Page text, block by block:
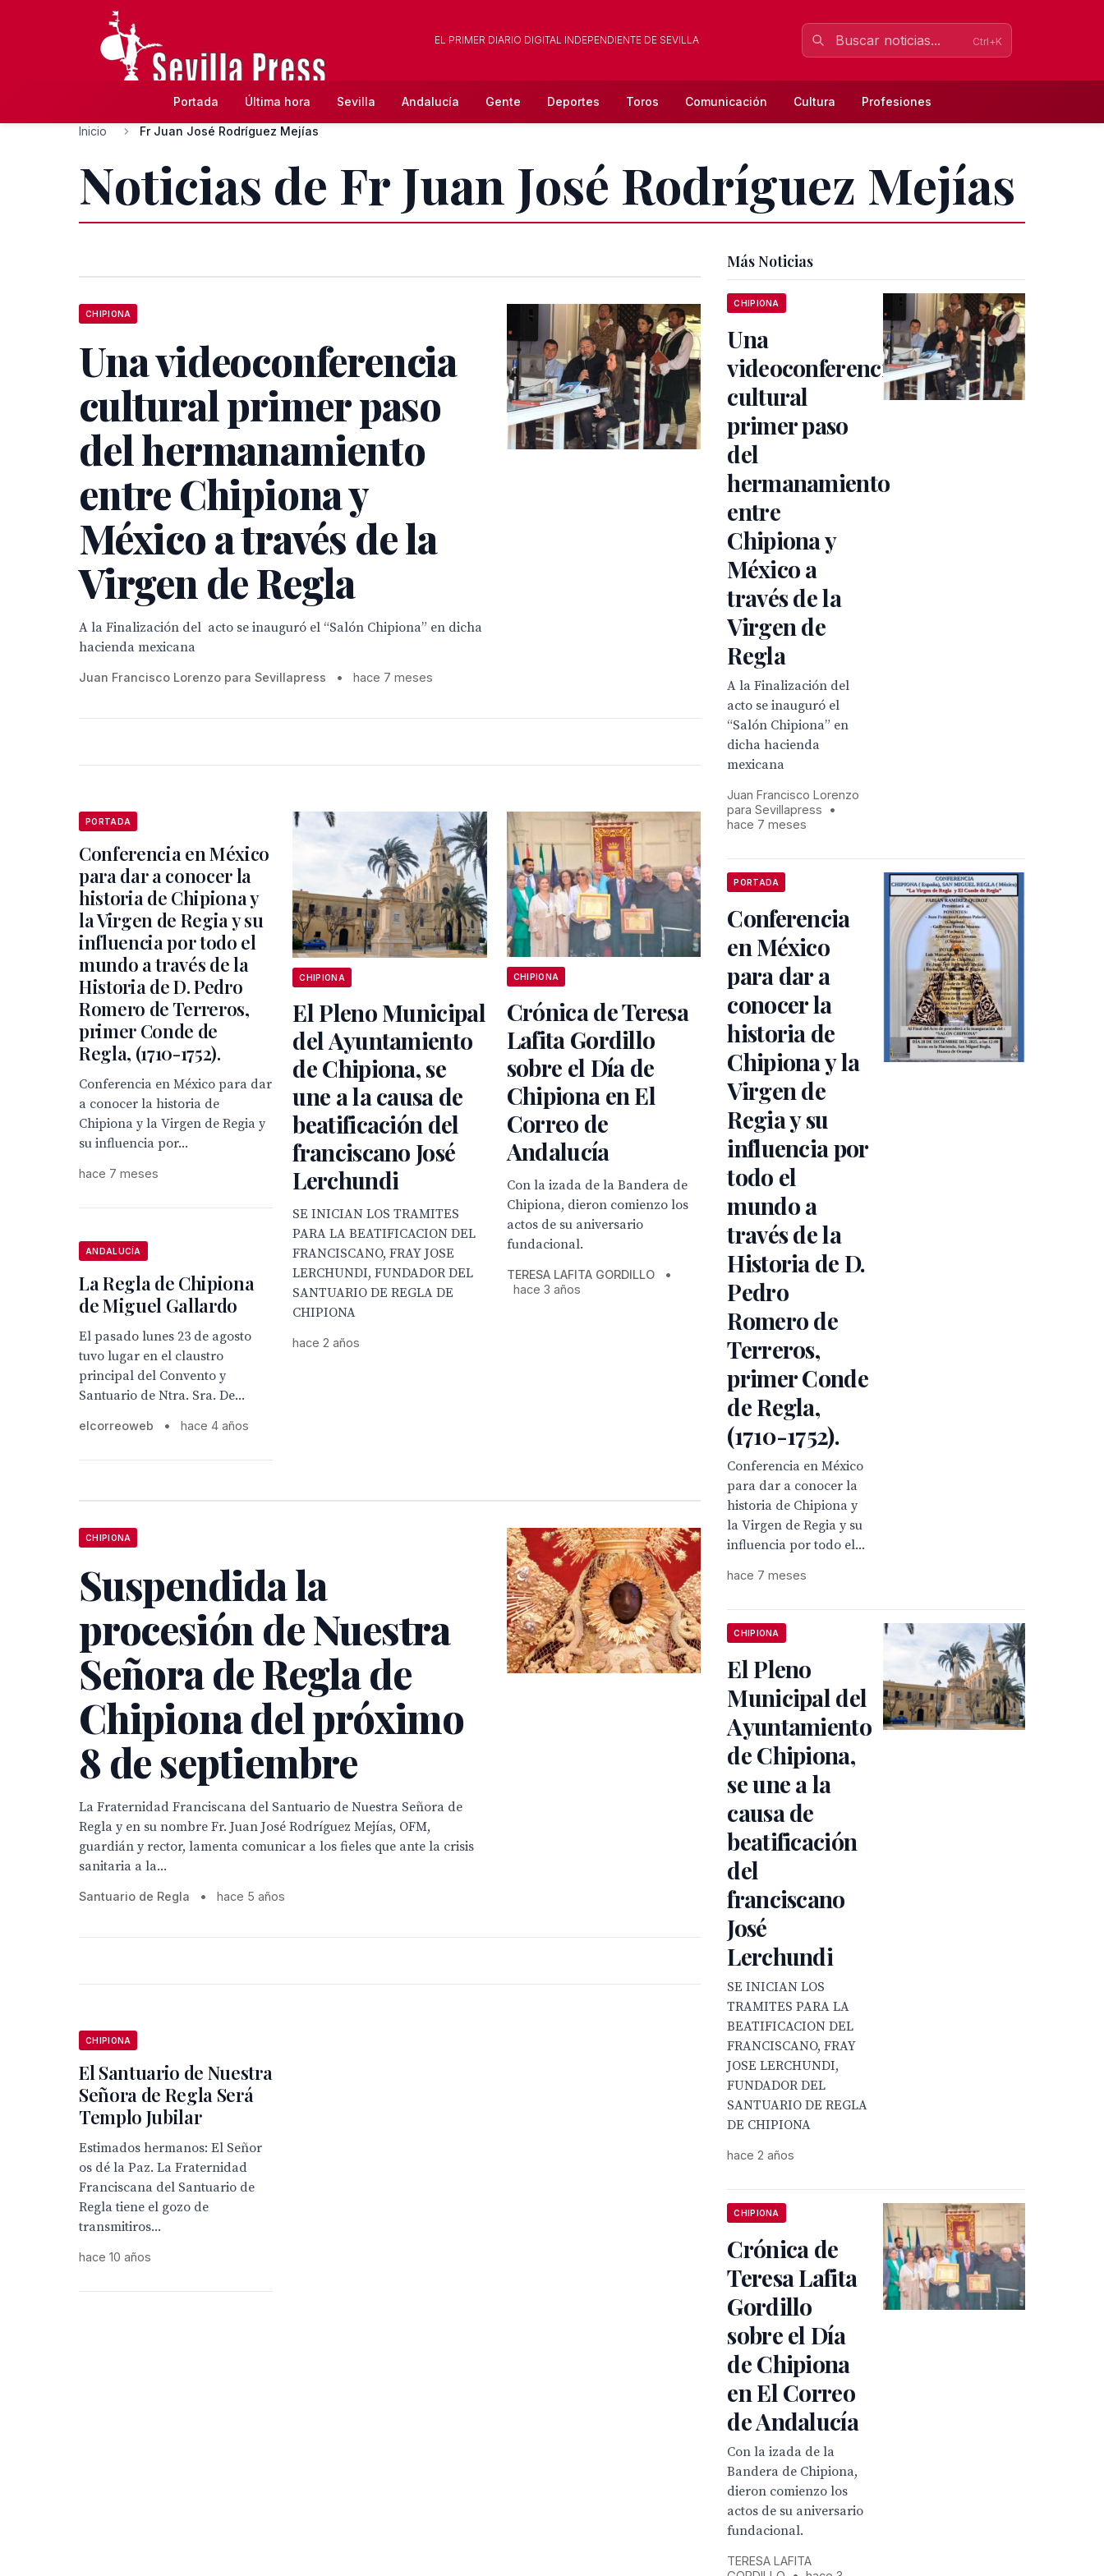
EL PRIMER DIARIO DIGITAL INDEPENDIENTE DE SEVILLA Ctrl+K
Portada Última hora Sevilla Andalucía Gente Deportes Toros Comunicación Cultura Profesiones
Inicio Fr Juan José Rodríguez Mejías
Noticias de Fr Juan José Rodríguez Mejías
CHIPIONA
Una videoconferencia
cultural primer paso
del hermanamiento
entre Chipiona y
México a través de la
Virgen de Regla
A la Finalización del acto se inauguró el “Salón Chipiona” en dicha
hacienda mexicana
Juan Francisco Lorenzo para Sevillapress • hace 7 meses
PORTADA
Conferencia en México
para dar a conocer la
historia de Chipiona y
la Virgen de Regia y su
influencia por todo el
mundo a través de la
Historia de D. Pedro
Romero de Terreros,
primer Conde de
Regla, (1710-1752).
Conferencia en México para dar
a conocer la historia de
Chipiona y la Virgen de Regia y
su influencia por...
hace 7 meses
CHIPIONA
El Pleno Municipal
del Ayuntamiento
de Chipiona, se
une a la causa de
beatificación del
franciscano José
Lerchundi
SE INICIAN LOS TRAMITES
PARA LA BEATIFICACION DEL
FRANCISCANO, FRAY JOSE
LERCHUNDI, FUNDADOR DEL
SANTUARIO DE REGLA DE
CHIPIONA
hace 2 años
CHIPIONA
Crónica de Teresa
Lafita Gordillo
sobre el Día de
Chipiona en El
Correo de
Andalucía
Con la izada de la Bandera de
Chipiona, dieron comienzo los
actos de su aniversario
fundacional.
TERESA LAFITA GORDILLO
•
hace 3 años
ANDALUCÍA
La Regla de Chipiona
de Miguel Gallardo
El pasado lunes 23 de agosto
tuvo lugar en el claustro
principal del Convento y
Santuario de Ntra. Sra. De...
elcorreoweb • hace 4 años
CHIPIONA
Suspendida la
procesión de Nuestra
Señora de Regla de
Chipiona del próximo
8 de septiembre
La Fraternidad Franciscana del Santuario de Nuestra Señora de
Regla y en su nombre Fr. Juan José Rodríguez Mejías, OFM,
guardián y rector, lamenta comunicar a los fieles que ante la crisis
sanitaria a la...
Santuario de Regla • hace 5 años
CHIPIONA
El Santuario de Nuestra
Señora de Regla Será
Templo Jubilar
Estimados hermanos: El Señor
os dé la Paz. La Fraternidad
Franciscana del Santuario de
Regla tiene el gozo de
transmitiros...
hace 10 años
Más Noticias
CHIPIONA
Una
videoconferencia
cultural
primer paso
del
hermanamiento
entre
Chipiona y
México a
través de la
Virgen de
Regla
A la Finalización del
acto se inauguró el
“Salón Chipiona” en
dicha hacienda
mexicana
Juan Francisco Lorenzo
para Sevillapress
•
hace 7 meses
PORTADA
Conferencia
en México
para dar a
conocer la
historia de
Chipiona y la
Virgen de
Regia y su
influencia por
todo el
mundo a
través de la
Historia de D.
Pedro
Romero de
Terreros,
primer Conde
de Regla,
(1710-1752).
Conferencia en México
para dar a conocer la
historia de Chipiona y
la Virgen de Regia y su
influencia por todo el...
hace 7 meses
CHIPIONA
El Pleno
Municipal del
Ayuntamiento
de Chipiona,
se une a la
causa de
beatificación
del
franciscano
José
Lerchundi
SE INICIAN LOS
TRAMITES PARA LA
BEATIFICACION DEL
FRANCISCANO, FRAY
JOSE LERCHUNDI,
FUNDADOR DEL
SANTUARIO DE REGLA
DE CHIPIONA
hace 2 años
CHIPIONA
Crónica de
Teresa Lafita
Gordillo
sobre el Día
de Chipiona
en El Correo
de Andalucía
Con la izada de la
Bandera de Chipiona,
dieron comienzo los
actos de su aniversario
fundacional.
TERESA LAFITA